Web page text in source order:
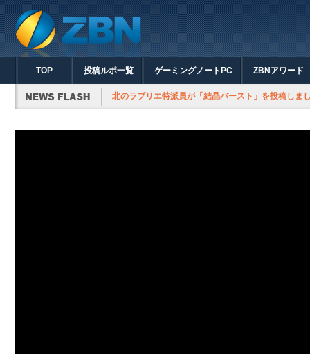
TOP 投稿ルポ一覧 ゲーミングノートPC ZBNアワード
北のラブリエ特派員が「結晶バースト」を投稿しま